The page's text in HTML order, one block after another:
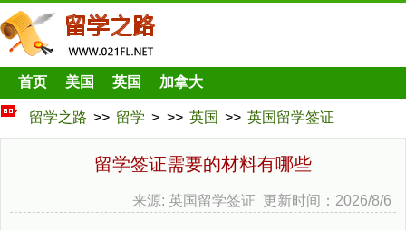
首页 美国 英国 加拿大
留学之路 >> 留学 > >> 英国 >> 英国留学签证
留学签证需要的材料有哪些
来源: 英国留学签证 更新时间：2026/8/6